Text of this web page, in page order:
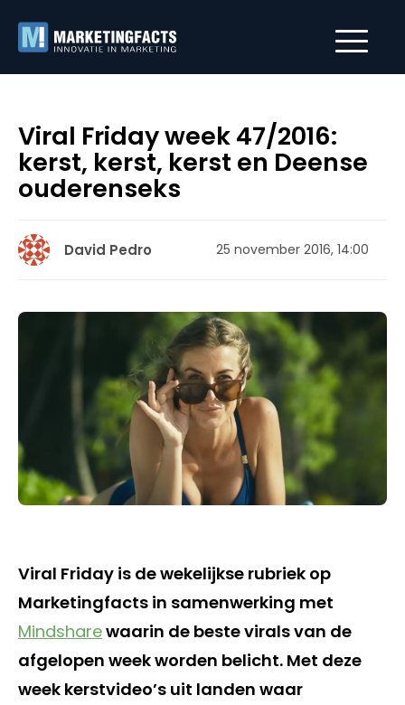
Viral Friday week 47/2016:
kerst, kerst, kerst en Deense
ouderenseks
David Pedro 25 november 2016, 14:00
Viral Friday is de wekelijkse rubriek op
Marketingfacts in samenwerking met
Mindsharewaarin de beste virals van de
afgelopen week worden belicht. Met deze
week kerstvideo’s uit landen waar